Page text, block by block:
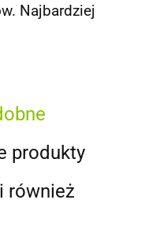
Najbardziej
produkty
również